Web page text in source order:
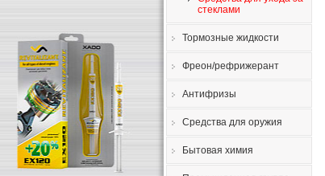
стеклами
Тормозные жидкости
Фреон/рефрижерант
Антифризы
Средства для оружия
Бытовая химия